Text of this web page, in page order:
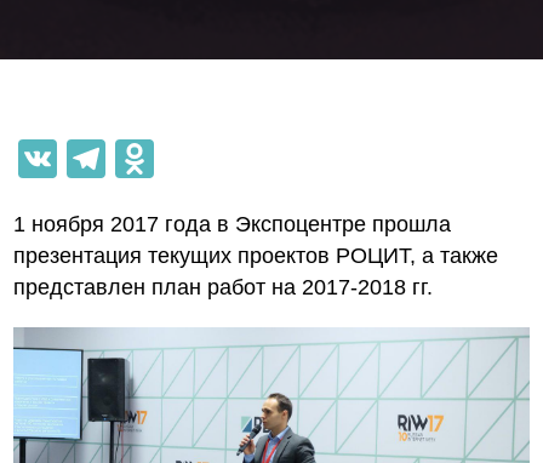
VK Telegram
1 ноября 2017 года в Экспоцентре прошла
презентация текущих проектов РОЦИТ, а также
представлен план работ на 2017-2018 гг.